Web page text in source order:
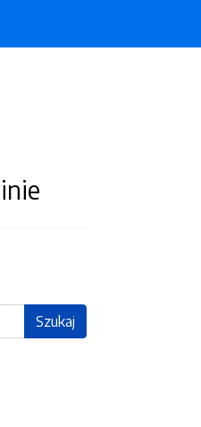
Szukaj